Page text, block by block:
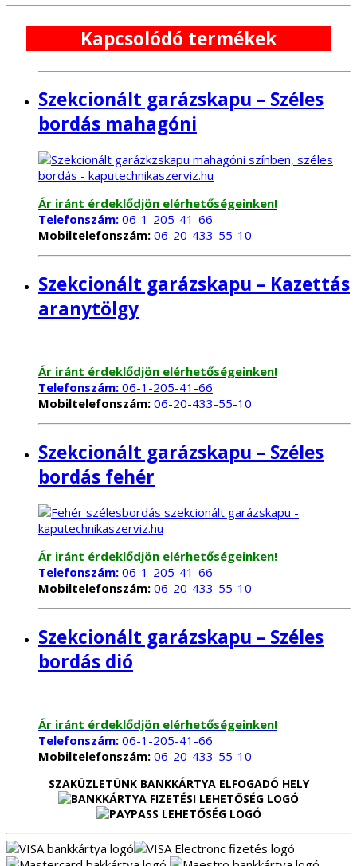
Kapcsolódó termékek
Szekcionált garázskapu – Széles
bordás mahagóni
Ár iránt érdeklődjön elérhetőségeinken!
Telefonszám: 06-1-205-41-66
Mobiltelefonszám: 06-20-433-55-10
Szekcionált garázskapu – Kazettás
aranytölgy
Ár iránt érdeklődjön elérhetőségeinken!
Telefonszám: 06-1-205-41-66
Mobiltelefonszám: 06-20-433-55-10
Szekcionált garázskapu – Széles
bordás fehér
Ár iránt érdeklődjön elérhetőségeinken!
Telefonszám: 06-1-205-41-66
Mobiltelefonszám: 06-20-433-55-10
Szekcionált garázskapu – Széles
bordás dió
Ár iránt érdeklődjön elérhetőségeinken!
Telefonszám: 06-1-205-41-66
Mobiltelefonszám: 06-20-433-55-10
SZAKÜZLETÜNK BANKKÁRTYA ELFOGADÓ HELY